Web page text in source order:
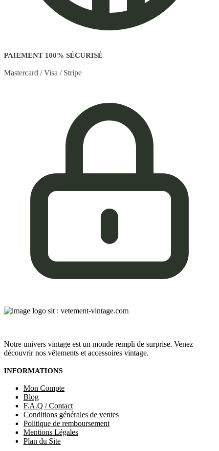
PAIEMENT 100% SÉCURISÉ
Mastercard / Visa / Stripe
Notre univers vintage est un monde rempli de surprise. Venez
découvrir nos vêtements et accessoires vintage.
INFORMATIONS
Mon Compte
Blog
F.A.Q / Contact
Conditions générales de ventes
Politique de remboursement
Mentions Légales
Plan du Site